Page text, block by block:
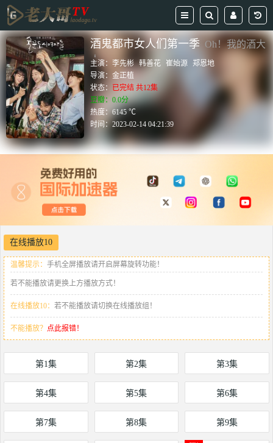
酒鬼都市女人们第一季 Oh！我的酒大
人
主演：李先彬 韩善花 崔始源 郑恩地
导演：金正植
状态： 已完结 共12集
豆瓣：0.0分
热度：6145 ℃
时间：2023-02-14 04:21:39
在线播放10
温馨提示： 手机全屏播放请开启屏幕旋转功能！
若不能播放请更换上方播放方式！
在线播放10： 若不能播放请切换在线播放组！
不能播放？ 点此报错！
第1集 第2集 第3集
第4集 第5集 第6集
第7集 第8集 第9集